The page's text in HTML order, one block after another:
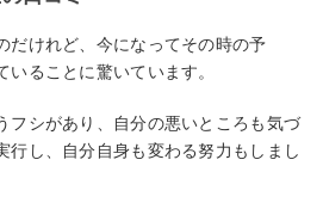
だけれど、今になってその時の予
ることに驚いています。
フシがあり、自分の悪いところも気づ
行し、自分自身も変わる努力もしまし